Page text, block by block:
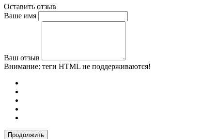
Оставить отзыв
Ваше имя
Ваш отзыв
Внимание: теги HTML не поддерживаются!
Продолжить